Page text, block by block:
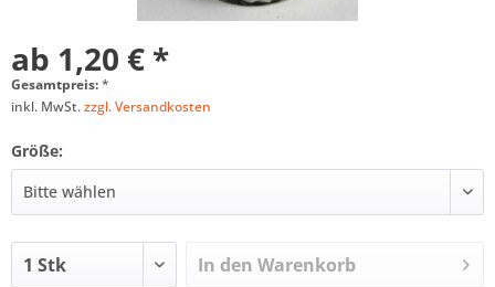
ab 1,20 € *
Gesamtpreis:*
inkl. MwSt.zzgl. Versandkosten
Größe:
In den Warenkorb